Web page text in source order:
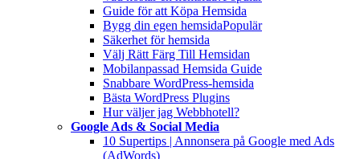
Guide för att Köpa Hemsida
Bygg din egen hemsidaPopulär
Säkerhet för hemsida
Välj Rätt Färg Till Hemsidan
Mobilanpassad Hemsida Guide
Snabbare WordPress-hemsida
Bästa WordPress Plugins
Hur väljer jag Webbhotell?
Google Ads & Social Media
10 Supertips | Annonsera på Google med Ads
(AdWords)